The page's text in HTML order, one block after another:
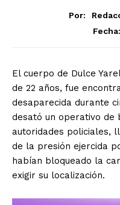
Por:
Fecha:
El cuerpo de Dulce
de 22 años, fue
desaparecida durante
desató un operativo de
autoridades policiales,
de la presión ejercida
habían bloqueado la
exigir su localización.